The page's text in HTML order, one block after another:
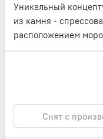
Уникальный
из камня -
расположением
Снят с